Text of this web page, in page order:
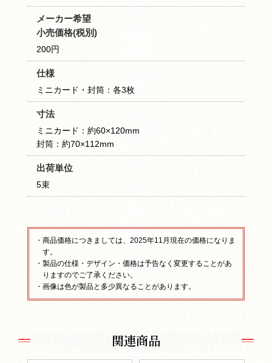
メーカー希望
小売価格(税別)
200円
仕様
ミニカード・封筒：各3枚
寸法
ミニカード：約60×120mm
封筒：約70×112mm
出荷単位
5束
・商品価格につきましては、2025年11月現在の価格になりま
す。
・製品の仕様・デザイン・価格は予告なく変更することがあ
りますのでご了承ください。
・画像は色が製品と多少異なることがあります。
関連商品